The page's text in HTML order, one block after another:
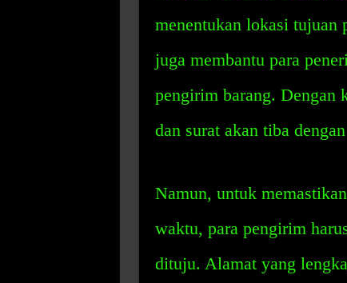
menentukan lokasi tujuan
juga membantu para
pengirim barang. Dengan
dan surat akan tiba
Namun, untuk
waktu, para pengirim
dituju. Alamat yang